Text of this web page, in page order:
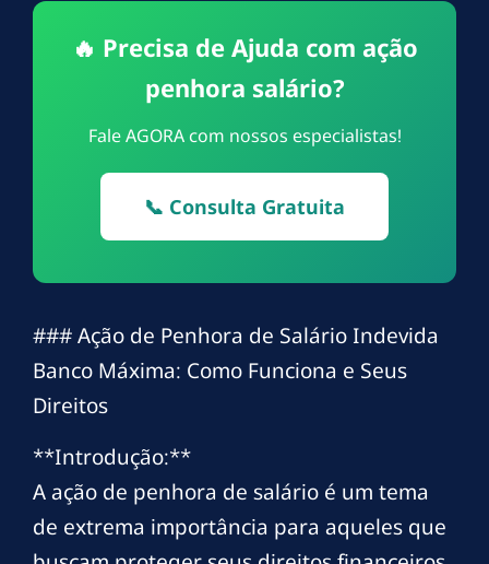
🔥 Precisa de Ajuda com ação
penhora salário?
Fale AGORA com nossos especialistas!
📞 Consulta Gratuita
### Ação de Penhora de Salário Indevida
Banco Máxima: Como Funciona e Seus
Direitos
**Introdução:**
A ação de penhora de salário é um tema
de extrema importância para aqueles que